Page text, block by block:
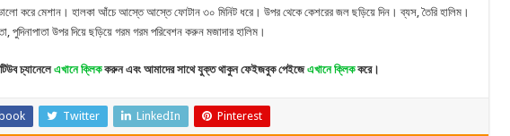
ভালো করে মেশান। হালকা আঁচে আস্তে আস্তে ফোটান ৩০ মিনিট ধরে। উপর থেকে কেশরের জল ছড়িয়ে দিন। ব্যস, তৈরি হালিম।
পুদিনাপাতা উপর দিয়ে ছড়িয়ে গরম গরম পরিবেশন করুন মজাদার হালিম।
চ্যানেলেএখানে ক্লিককরুন এবং আমাদের সাথে যুক্ত থাকুন ফেইজবুক পেইজেএখানে ক্লিককরে।
Twitter LinkedIn Pinterest